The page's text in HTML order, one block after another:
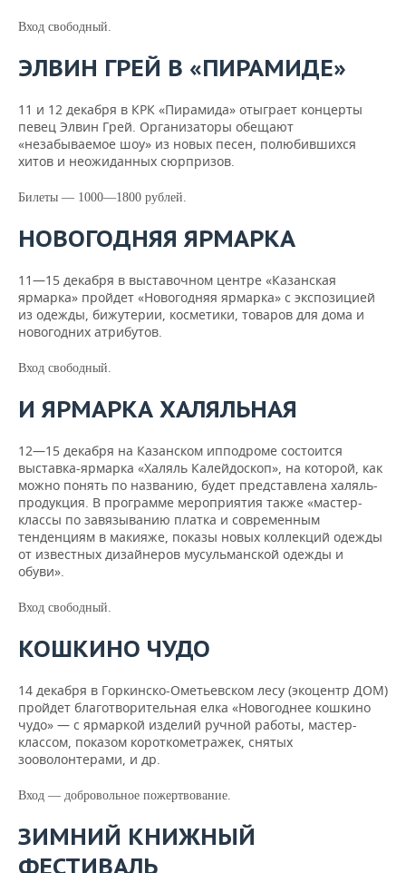
Вход свободный.
ЭЛВИН ГРЕЙ В «ПИРАМИДЕ»
11 и 12 декабря в КРК «Пирамида» отыграет концерты
певец Элвин Грей. Организаторы обещают
«незабываемое шоу» из новых песен, полюбившихся
хитов и неожиданных сюрпризов.
Билеты — 1000—1800 рублей.
НОВОГОДНЯЯ ЯРМАРКА
11—15 декабря в выставочном центре «Казанская
ярмарка» пройдет «Новогодняя ярмарка» с экспозицией
из одежды, бижутерии, косметики, товаров для дома и
новогодних атрибутов.
Вход свободный.
И ЯРМАРКА ХАЛЯЛЬНАЯ
12—15 декабря на Казанском ипподроме состоится
выставка-ярмарка «Халяль Калейдоскоп», на которой, как
можно понять по названию, будет представлена халяль-
продукция. В программе мероприятия также «мастер-
классы по завязыванию платка и современным
тенденциям в макияже, показы новых коллекций одежды
от известных дизайнеров мусульманской одежды и
обуви».
Вход свободный.
КОШКИНО ЧУДО
14 декабря в Горкинско-Ометьевском лесу (экоцентр ДОМ)
пройдет благотворительная елка «Новогоднее кошкино
чудо» — с ярмаркой изделий ручной работы, мастер-
классом, показом короткометражек, снятых
зооволонтерами, и др.
Вход — добровольное пожертвование.
ЗИМНИЙ КНИЖНЫЙ
ФЕСТИВАЛЬ